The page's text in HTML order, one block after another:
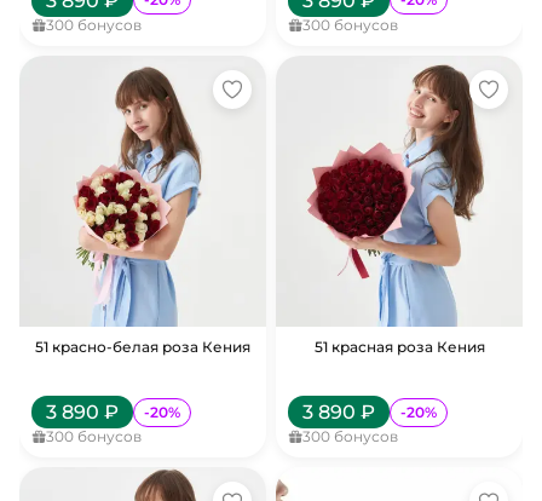
300 бонусов
300 бонусов
51 красно-белая роза Кения
3 890 ₽ -20%
300 бонусов
51 красная роза Кения
3 890 ₽ -20%
300 бонусов